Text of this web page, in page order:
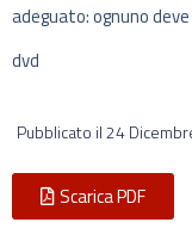
adeguato: ognuno
dvd
Pubblicato il24
Scarica PDF